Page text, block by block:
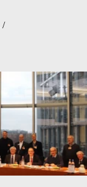
/